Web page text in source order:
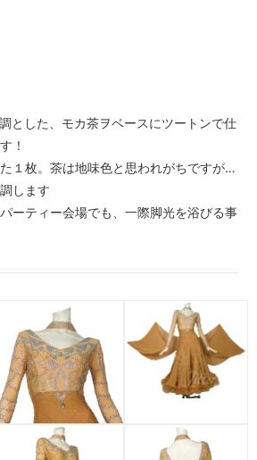
とした、モカ茶ヲベースにツートンで仕
！
１枚。茶は地味色と思われがちですが…
します
ーティー会場でも、一際脚光を浴びる事